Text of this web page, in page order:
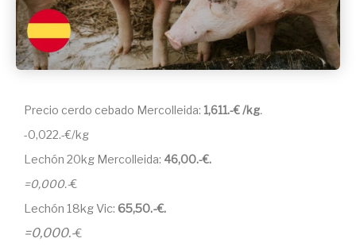
Precio cerdo cebado Mercolleida: 1,611.-€ /kg.
-0,022.-€/kg
Lechón 20kg Mercolleida: 46,00.-€.
=0,000.-€
Lechón 18kg Vic: 65,50.-€.
=0,000.-€